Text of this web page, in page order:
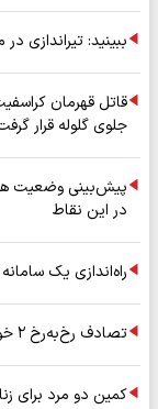
ببینید: تیراندازی در
قاتل قهرمان
جلوی گلوله قرار
پیش‌بینی وضعیت
در این نقاط
راه‌اندازی یک
تصادف رخ‌به‌رخ ۲ خودرو سمند/ ۴ سرنشین جان باختند
کمین دو مرد برای